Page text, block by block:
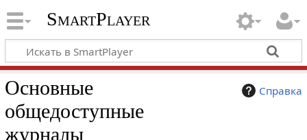
SmartPlayer
Справка
Основные
общедоступные
журналы